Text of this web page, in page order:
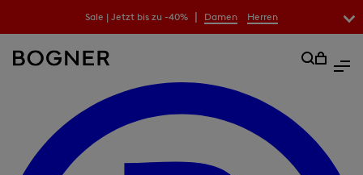
überspringenSale | Jetzt bis zu -40% | Damen Herren